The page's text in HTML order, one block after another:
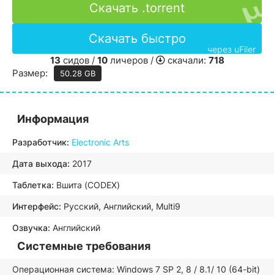
Скачать .torrent
Скачать быстро
через uFiler
13 сидов / 10личеров / скачали: 718
Размер:
50.28 GB
Информация
Разработчик: Electronic Arts
Дата выхода: 2017
Таблетка: Вшита (CODEX)
Интерфейс: Русский, Английский, Multi9
Озвучка: Английский
Системные требования
Операционная система: Windows 7 SP 2, 8 / 8.1/ 10 (64-bit)